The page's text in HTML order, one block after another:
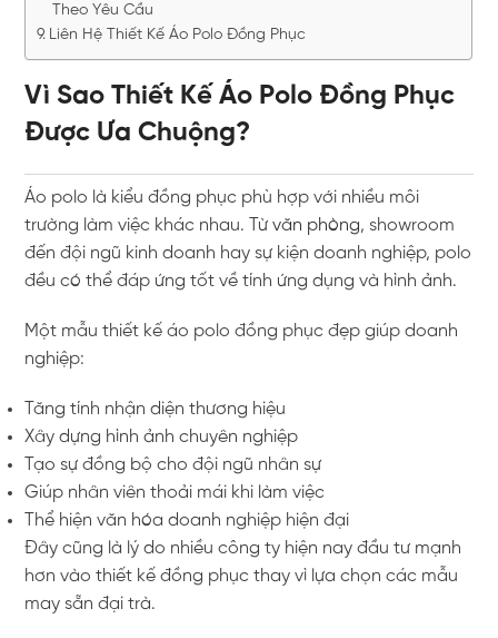
Theo Yêu Cầu
Liên Hệ Thiết Kế Áo Polo Đồng Phục
Vì Sao Thiết Kế Áo Polo Đồng Phục
Được Ưa Chuộng?
Áo polo là kiểu đồng phục phù hợp với nhiều môi
trường làm việc khác nhau. Từvăn phòng, showroom
đến đội ngũ kinh doanh hay sự kiện doanh nghiệp, polo
đều có thể đáp ứng tốt về tính ứng dụng và hình ảnh.
Một mẫu thiết kế áo polo đồng phục đẹp giúp doanh
nghiệp:
Tăng tính nhận diện thương hiệu
Xây dựng hình ảnh chuyên nghiệp
Tạo sự đồng bộ cho đội ngũ nhân sự
Giúp nhân viên thoải mái khi làm việc
Thể hiện văn hóa doanh nghiệp hiện đại
Đây cũng là lý do nhiều công ty hiện nay đầu tư mạnh
hơn vào thiết kế đồng phục thay vì lựa chọn các mẫu
may sẵn đại trà.